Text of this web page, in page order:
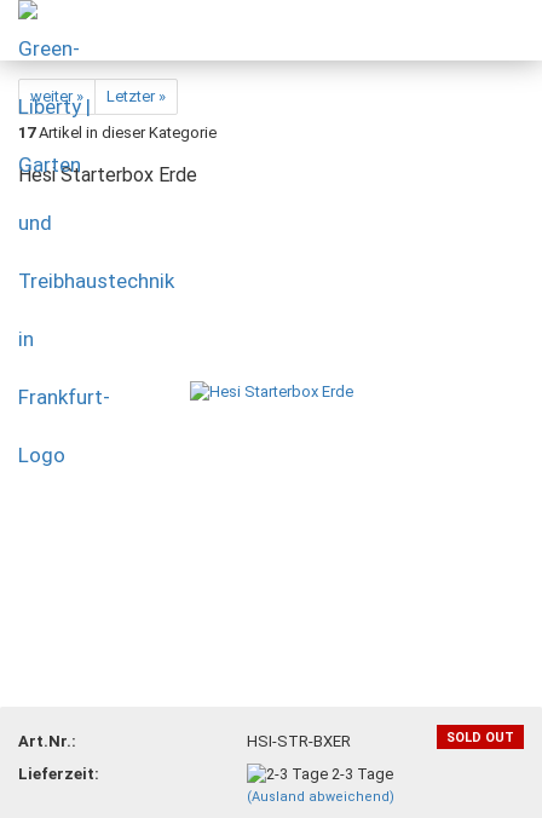
weiter »
Letzter »
17Artikel in dieser Kategorie
Hesi Starterbox Erde
SOLD OUT
Art.Nr.:
HSI-STR-BXER
Lieferzeit:
2-3 Tage
(Ausland abweichend)